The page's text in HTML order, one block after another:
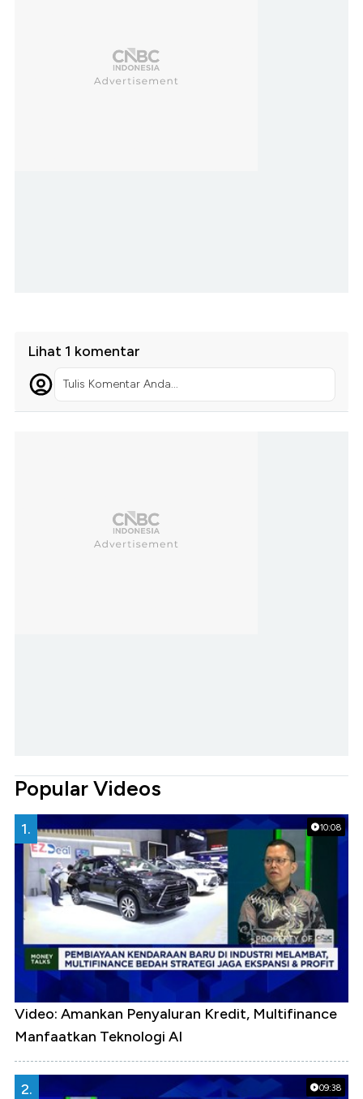
Lihat 1 komentar
Tulis Komentar Anda...
Popular Videos
10:08
1.
Video: Amankan Penyaluran Kredit, Multifinance
Manfaatkan Teknologi AI
09:38
2.